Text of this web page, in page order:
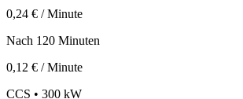
0,24 € / Minute
Nach 120 Minuten
0,12 € / Minute
CCS • 300 kW